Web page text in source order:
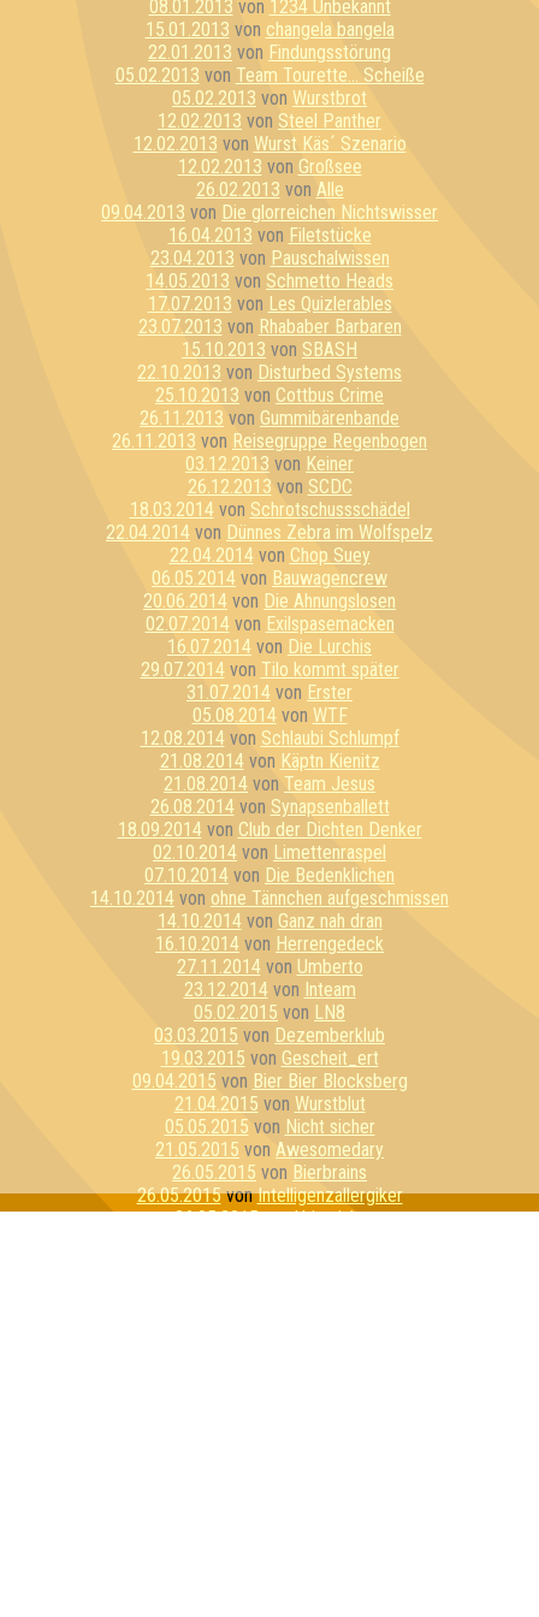
08.01.2013 von 1234 Unbekannt
15.01.2013 von changela bangela
22.01.2013 von Findungsstörung
05.02.2013 von Team Tourette... Scheiße
05.02.2013 von Wurstbrot
12.02.2013 von Steel Panther
12.02.2013 von Wurst Käs´ Szenario
12.02.2013 von Großsee
26.02.2013 von Alle
09.04.2013 von Die glorreichen Nichtswisser
16.04.2013 von Filetstücke
23.04.2013 von Pauschalwissen
14.05.2013 von Schmetto Heads
17.07.2013 von Les Quizlerables
23.07.2013 von Rhababer Barbaren
15.10.2013 von SBASH
22.10.2013 von Disturbed Systems
25.10.2013 von Cottbus Crime
26.11.2013 von Gummibärenbande
26.11.2013 von Reisegruppe Regenbogen
03.12.2013 von Keiner
26.12.2013 von SCDC
18.03.2014von Schrotschussschädel
22.04.2014 von Dünnes Zebra im Wolfspelz
22.04.2014von Chop Suey
06.05.2014 von Bauwagencrew
20.06.2014 von Die Ahnungslosen
02.07.2014von Exilspasemacken
16.07.2014 von Die Lurchis
29.07.2014von Tilo kommt später
31.07.2014 von Erster
05.08.2014von WTF
12.08.2014von Schlaubi Schlumpf
21.08.2014von Käptn Kienitz
21.08.2014 von Team Jesus
26.08.2014von Synapsenballett
18.09.2014von Club der Dichten Denker
02.10.2014 von Limettenraspel
07.10.2014 von Die Bedenklichen
14.10.2014 von ohne Tännchen aufgeschmissen
14.10.2014von Ganz nah dran
16.10.2014 von Herrengedeck
27.11.2014von Umberto
23.12.2014von Inteam
05.02.2015 von LN8
03.03.2015 von Dezemberklub
19.03.2015 von Gescheit_ert
09.04.2015 von Bier Bier Blocksberg
21.04.2015 von Wurstblut
05.05.2015 von Nicht sicher
21.05.2015 von Awesomedary
26.05.2015 von Bierbrains
26.05.2015vonIntelligenzallergiker
26.05.2015vonUrinstinkt